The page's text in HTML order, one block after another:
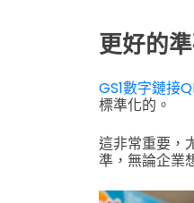
更好的
GS1數字鏈接
標準化的。
這非常重要，
準，無論企業